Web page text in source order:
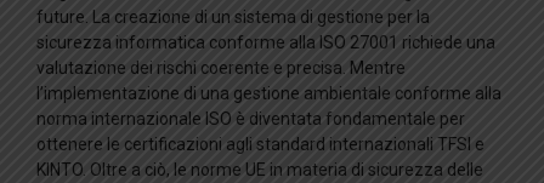
future. La creazione di un sistema di gestione per la
sicurezza informatica conforme alla ISO 27001 richiede una
valutazione dei rischi coerente e precisa. Mentre
l’implementazione di una gestione ambientale conforme alla
norma internazionale ISO è diventata fondamentale per
ottenere le certificazioni agli standard internazionali TFSI e
KINTO. Oltre a ciò, le norme UE in materia di sicurezza delle